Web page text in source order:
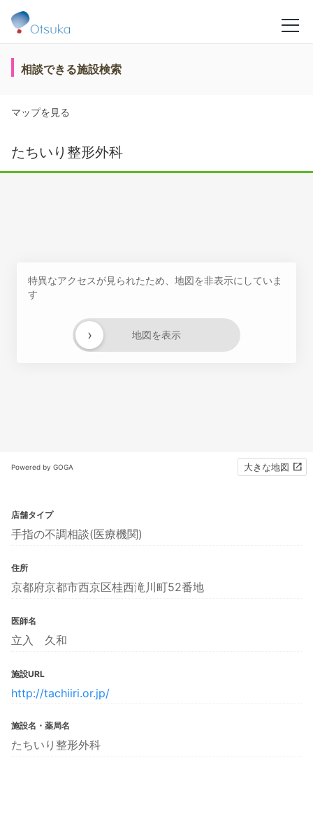
相談できる施設検索
マップを見る
たちいり整形外科
特異なアクセスが見られたため、地図を非表示にしていま
す
地図を表示
›
Powered by GOGA 大きな地図
店舗タイプ
手指の不調相談(医療機関)
住所
京都府京都市西京区桂西滝川町52番地
医師名
立入 久和
施設URL
http://tachiiri.or.jp/
施設名・薬局名
たちいり整形外科